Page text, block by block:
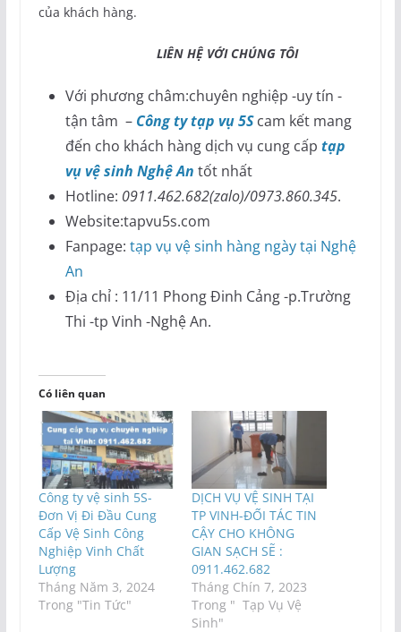
của khách hàng.
LIÊN HỆ VỚI CHÚNG TÔI
Với phương châm:chuyên nghiệp -uy tín -
tận tâm – Công ty tạp vụ 5Scam kết mang
đến cho khách hàng dịch vụ cung cấp tạp
vụ vệ sinh Nghệ An tốt nhất
Hotline: 0911.462.682(zalo)/0973.860.345.
Website:tapvu5s.com
Fanpage: tạp vụ vệ sinh hàng ngày tại Nghệ
An
Địa chỉ : 11/11 Phong Đinh Cảng -p.Trường
Thi -tp Vinh -Nghệ An.
Có liên quan
Công ty vệ sinh 5S-
Đơn Vị Đi Đầu Cung
Cấp Vệ Sinh Công
Nghiệp Vinh Chất
Lượng
Tháng Năm 3, 2024
Trong "Tin Tức"
DỊCH VỤ VỆ SINH TẠI
TP VINH-ĐỐI TÁC TIN
CẬY CHO KHÔNG
GIAN SẠCH SẼ :
0911.462.682
Tháng Chín 7, 2023
Trong " Tạp Vụ Vệ
Sinh"